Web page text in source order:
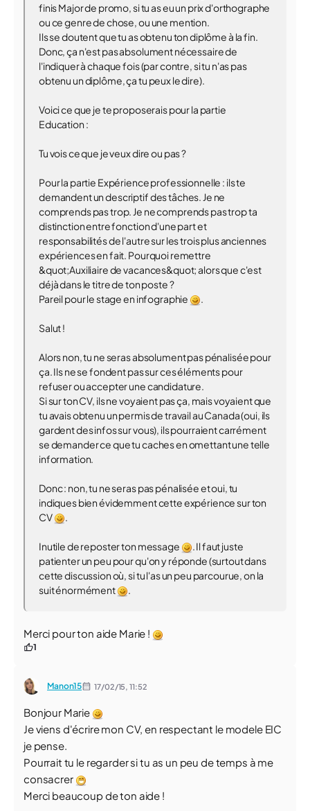
finis Major de promo, si tu as eu un prix d'orthographe
ou ce genre de chose, ou une mention.
Ils se doutent que tu as obtenu ton diplôme à la fin.
Donc, ça n'est pas absolument nécessaire de
l'indiquer à chaque fois (par contre, si tu n'as pas
obtenu un diplôme, ça tu peux le dire).
Voici ce que je te proposerais pour la partie
Education :
Tu vois ce que je veux dire ou pas ?
Pour la partie Expérience professionnelle : ils te
demandent un descriptif des tâches. Je ne
comprends pas trop. Je ne comprends pas trop ta
distinction entre fonction d'une part et
responsabilités de l'autre sur les trois plus anciennes
expériences en fait. Pourquoi remettre
&quot;Auxiliaire de vacances&quot; alors que c'est
déjà dans le titre de ton poste ?
Pareil pour le stage en infographie
.
Salut !
Alors non, tu ne seras absolument pas pénalisée pour
ça. Ils ne se fondent pas sur ces éléments pour
refuser ou accepter une candidature.
Si sur ton CV, ils ne voyaient pas ça, mais voyaient que
tu avais obtenu un permis de travail au Canada (oui, ils
gardent des infos sur vous), ils pourraient carrément
se demander ce que tu caches en omettant une telle
information.
Donc : non, tu ne seras pas pénalisée et oui, tu
indiques bien évidemment cette expérience sur ton
CV
.
Inutile de reposter ton message
. Il faut juste
patienter un peu pour qu'on y réponde (surtout dans
cette discussion où, si tu l'as un peu parcourue, on la
suit énormément
.
Merci pour ton aide Marie !
1
Manon15 17/02/15,11:52
Bonjour Marie
Je viens d'écrire mon CV, en respectant le modele EIC
je pense.
Pourrait tu le regarder si tu as un peu de temps à me
consacrer
Merci beaucoup de ton aide !